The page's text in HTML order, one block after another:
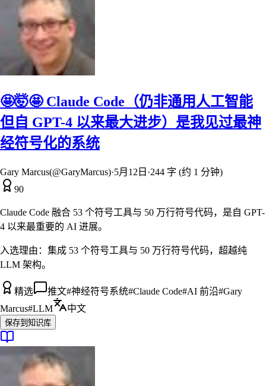
🤩🤯🤩 Claude Code（仍非通用人工智能
但自 GPT-4 以来最大进步）是我见过最神
经符号化的系统
Gary Marcus(@GaryMarcus)·5月12日 ·244 字 (约 1 分钟)
90
Claude Code 融合 53 个符号工具与 50 万行符号代码，是自 GPT-
4 以来最重要的 AI 进展。
入选理由： 集成 53 个符号工具与 50 万行符号代码，超越纯
LLM 架构。
精选 推文#神经符号系统#Claude Code#AI 前沿#Gary
Marcus#LLM 中文
保存到知识库